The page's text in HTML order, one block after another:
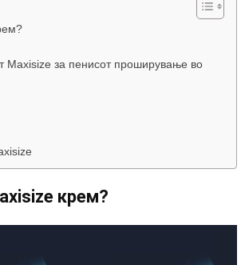
Maxisize за пенисот проширување во
крем?